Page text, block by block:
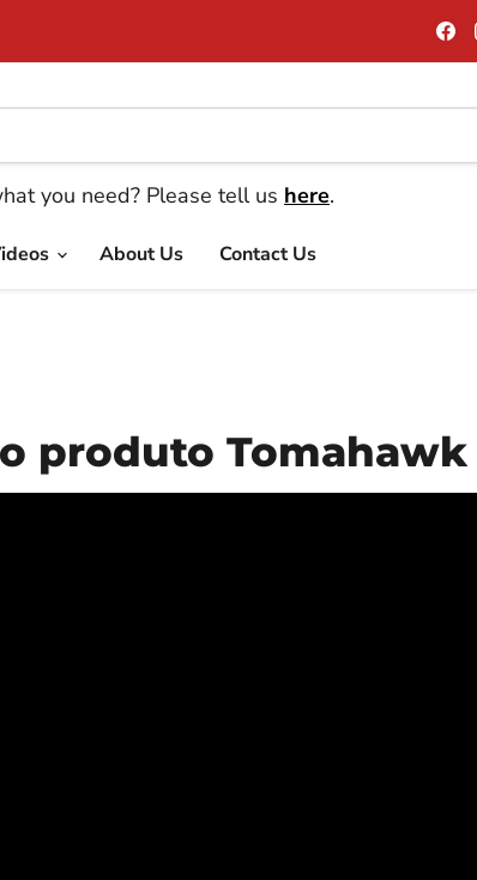
you need? Please tell us here.
About Us Contact Us
produto Tomahawk